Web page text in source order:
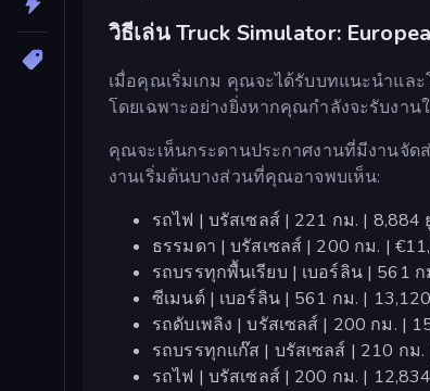
วิธีเล่น Truck Simulator:
เมื่อคุณเริ่มเกม คุณจะได้รับบทแนะนำแ
โดยเฉพาะอย่างยิ่งหากคุณกำลังจะรับงาน
คุณจะเห็นกระดานประกาศงานที่มีงานจัด
งานเริ่มต้นบางส่วนที่คุณอาจพบเห็น:
รถไฟ | บรัสเซลส์ | 221 กม. | 8,884
ธรรมดา | บรัสเซลส์ | 200 กม. |
รถบรรทุกพื้นเรียบ | เบอร์ลิน | 561
ซีเมนต์ | เบอร์ลิน | 561 กม. |
รถดับเพลิง | บรัสเซลส์ | 200 กม. |
รถบรรทุกแก๊ส | บรัสเซลส์ | 210 กม.
รถไฟ | บรัสเซลส์ | 200 กม. |